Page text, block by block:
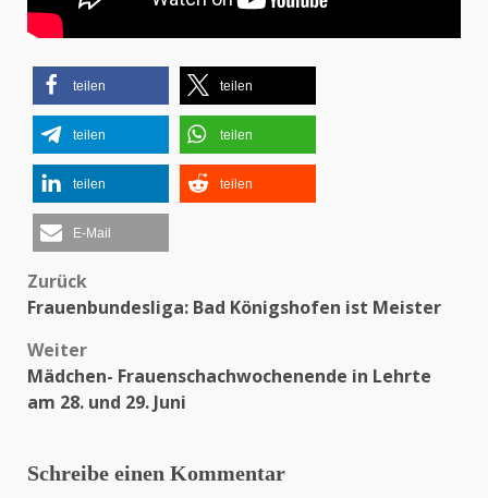
teilen teilen
teilen teilen
teilen teilen
E-Mail
Beitragsnavigation
Zurück
Frauenbundesliga: Bad Königshofen ist Meister
Weiter
Mädchen- Frauenschachwochenende in Lehrte
am 28. und 29. Juni
Schreibe einen Kommentar